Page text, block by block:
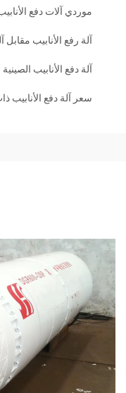
موردي آلات دفع
آلة رفع الأنابيب مقابل
آلة دفع الأنابيب الصينية
سعر آلة دفع الأنابيب